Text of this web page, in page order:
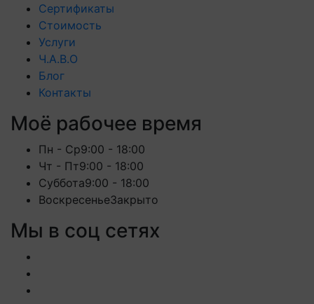
Сертификаты
Стоимость
Услуги
Ч.А.В.О
Блог
Контакты
Моё рабочее время
Пн - Ср9:00 - 18:00
Чт - Пт9:00 - 18:00
Суббота9:00 - 18:00
ВоскресеньеЗакрыто
Мы в соц сетях